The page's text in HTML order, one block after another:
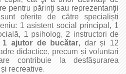
pentru părinţi sau reprezentanţii
oferite de către specialiști
1 asistent social principal, 1
1 psiholog, 2 instructori de
ajutor de bucătar, dar și 12
didactice, precum și voluntari
contribuie la desfășurarea
recreative.